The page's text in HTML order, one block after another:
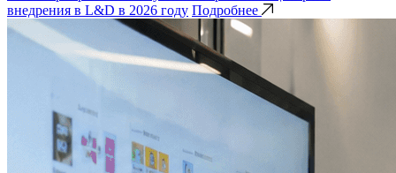
внедрения в L&D в 2026 году Подробнее